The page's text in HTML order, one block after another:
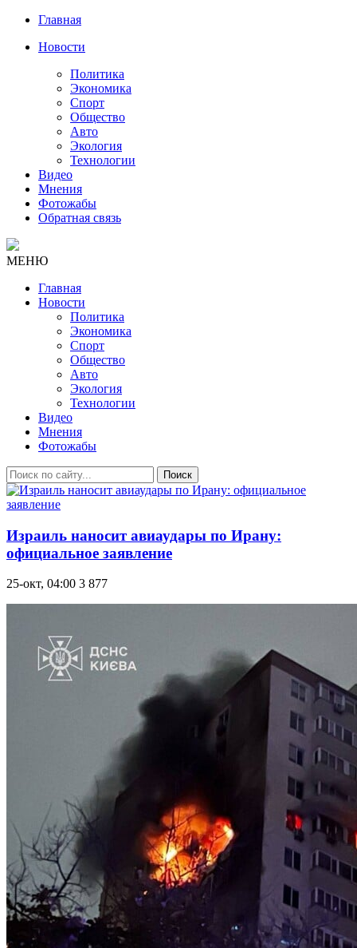
Главная
Новости
Политика
Экономика
Спорт
Общество
Авто
Экология
Технологии
Видео
Мнения
Фотожабы
Обратная связь
МЕНЮ
Главная
Новости
Политика
Экономика
Спорт
Общество
Авто
Экология
Технологии
Видео
Мнения
Фотожабы
Поиск
Израиль наносит авиаудары по Ирану:
официальное заявление
25-окт, 04:00 3 877